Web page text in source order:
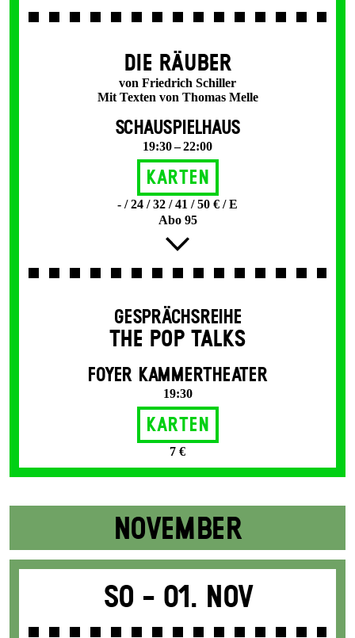
DIE RÄUBER
von Friedrich Schiller
Mit Texten von Thomas Melle
SCHAUSPIELHAUS
19:30 – 22:00
Karten
- / 24 / 32 / 41 / 50 € / E
Abo 95
GESPRÄCHSREIHE
THE POP TALKS
FOYER KAMMERTHEATER
19:30
Karten
7 €
NOVEMBER
So - 01. Nov